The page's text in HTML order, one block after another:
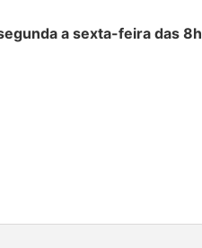
a sexta-feira das 8h